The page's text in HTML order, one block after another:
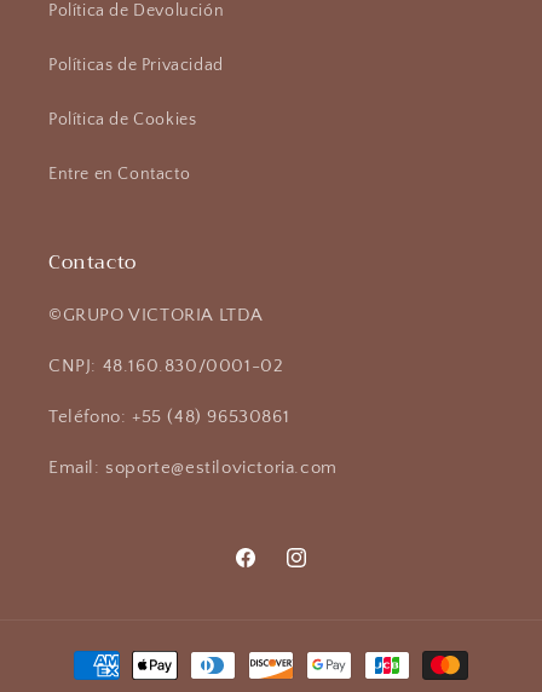
Política de Devolución
Políticas de Privacidad
Política de Cookies
Entre en Contacto
Contacto
©GRUPO VICTORIA LTDA
CNPJ: 48.160.830/0001-02
Teléfono: +55 (48) 96530861
Email: soporte@estilovictoria.com
FacebookInstagram
Formas